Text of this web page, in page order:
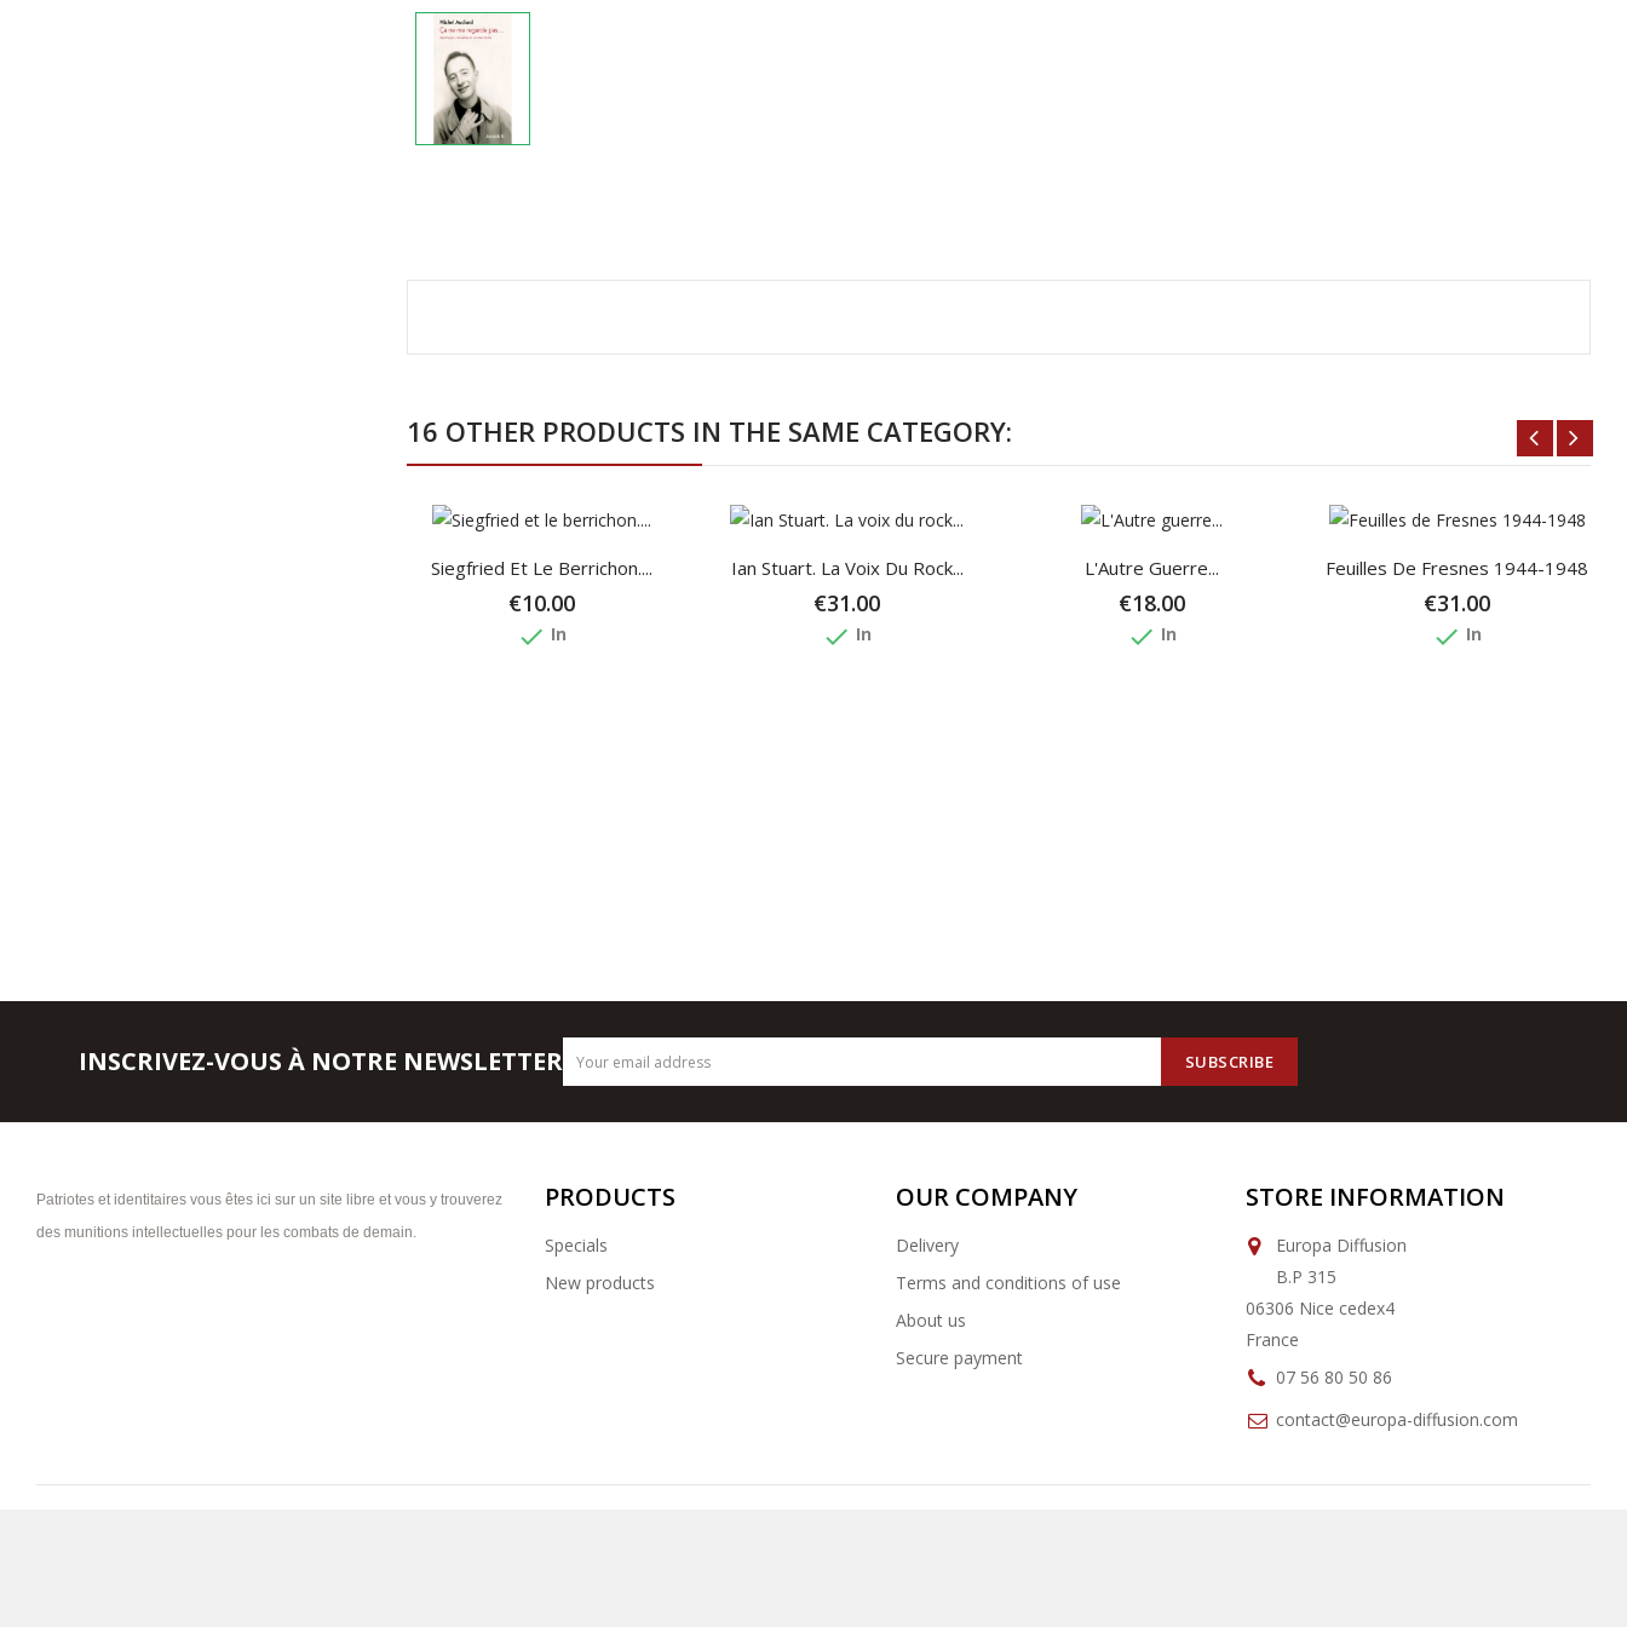
16 OTHER PRODUCTS IN THE SAME CATEGORY:
Siegfried Et Le Berrichon....
€10.00
done In
Ian Stuart. La Voix Du Rock...
€31.00
done In
L'Autre Guerre...
€18.00
done In
Feuilles De Fresnes 1944-1948
€31.00
done In
INSCRIVEZ-VOUS À NOTRE NEWSLETTER
Patriotes et identitaires vous êtes ici sur un site libre et vous y trouverez
des munitions intellectuelles pour les combats de demain.
PRODUCTS
Specials
New products
OUR COMPANY
Delivery
Terms and conditions of use
About us
Secure payment
STORE INFORMATION
Europa Diffusion
B.P 315
06306 Nice cedex4
France
07 56 80 50 86
contact@europa-diffusion.com